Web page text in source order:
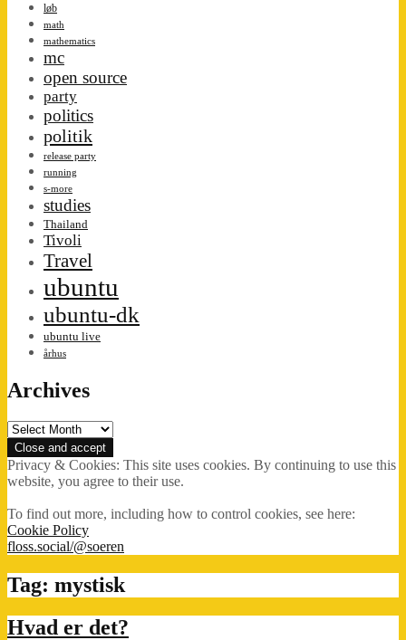
løb
math
mathematics
mc
open source
party
politics
politik
release party
running
s-more
studies
Thailand
Tivoli
Travel
ubuntu
ubuntu-dk
ubuntu live
århus
Archives
Archives
Privacy & Cookies: This site uses cookies. By continuing to use this
website, you agree to their use.
To find out more, including how to control cookies, see here:
Cookie Policy
floss.social/@soeren
Tag: mystisk
Hvad er det?